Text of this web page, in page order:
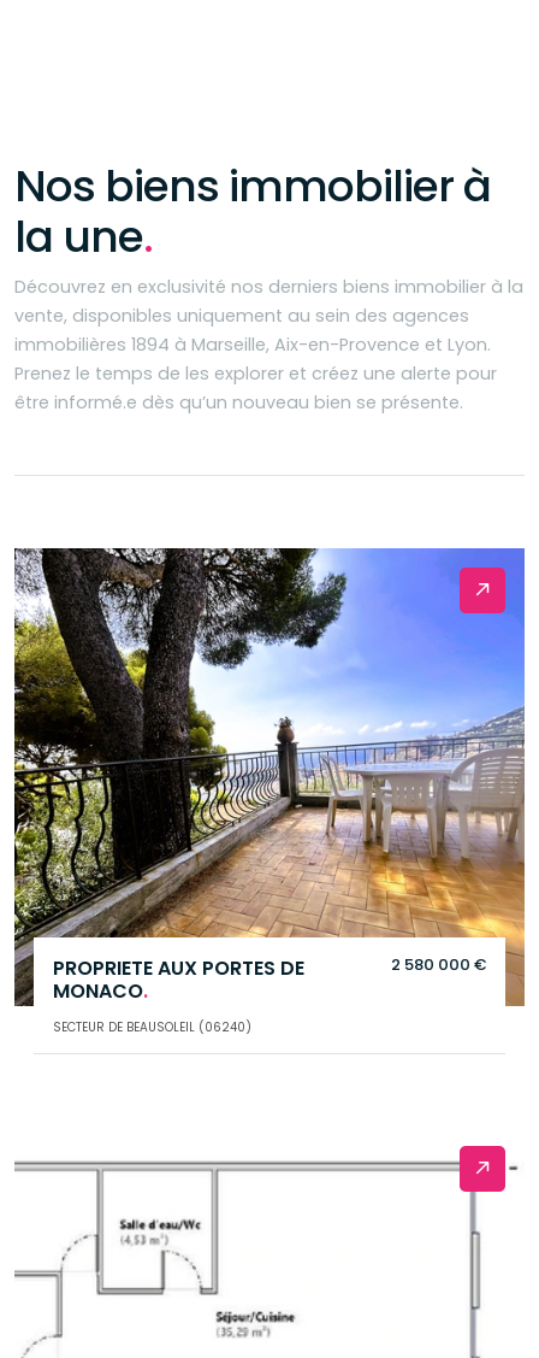
Nos biens immobilier à
la une.
Découvrez en exclusivité nos derniers biens immobilier à la
vente, disponibles uniquement au sein des agences
immobilières 1894 à Marseille, Aix-en-Provence et Lyon.
Prenez le temps de les explorer et créez une alerte pour
être informé.e dès qu’un nouveau bien se présente.
PROPRIETE AUX PORTES DE
MONACO.
SECTEUR DE BEAUSOLEIL (06240)
2 580 000 €